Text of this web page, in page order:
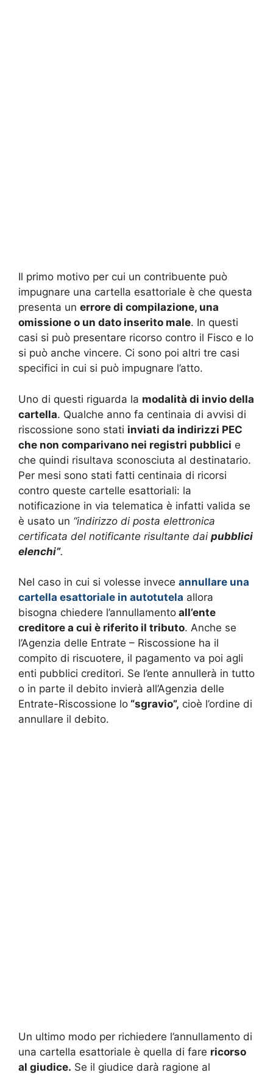
Il primo motivo per cui un contribuente può
impugnare una cartella esattoriale è che questa
presenta un errore di compilazione, una
omissione o un dato inserito male. In questi
casi si può presentare ricorso contro il Fisco e lo
si può anche vincere. Ci sono poi altri tre casi
specifici in cui si può impugnare l’atto.
Uno di questi riguarda la modalità di invio della
cartella. Qualche anno fa centinaia di avvisi di
riscossione sono stati inviati da indirizzi PEC
che non comparivano nei registri pubblici e
che quindi risultava sconosciuta al destinatario.
Per mesi sono stati fatti centinaia di ricorsi
contro queste cartelle esattoriali: la
notificazione in via telematica è infatti valida se
è usato un “indirizzo di posta elettronica
certificata del notificante risultante dai pubblici
elenchi”.
Nel caso in cui si volesse invece annullare una
cartella esattoriale in autotutela allora
bisogna chiedere l’annullamento all’ente
creditore a cui è riferito il tributo. Anche se
l’Agenzia delle Entrate – Riscossione ha il
compito di riscuotere, il pagamento va poi agli
enti pubblici creditori. Se l’ente annullerà in tutto
o in parte il debito invierà all’Agenzia delle
Entrate-Riscossione lo “sgravio”, cioè l’ordine di
annullare il debito.
Un ultimo modo per richiedere l’annullamento di
una cartella esattoriale è quella di fare ricorso
al giudice. Se il giudice darà ragione al